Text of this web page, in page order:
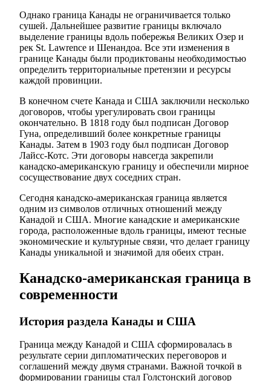
Однако граница Канады не ограничивается только
сушей. Дальнейшее развитие границы включало
выделение границы вдоль побережья Великих Озер и
рек St. Lawrence и Шенандоа. Все эти изменения в
границе Канады были продиктованы необходимостью
определить территориальные претензии и ресурсы
каждой провинции.
В конечном счете Канада и США заключили несколько
договоров, чтобы урегулировать свои границы
окончательно. В 1818 году был подписан Договор
Гуна, определивший более конкретные границы
Канады. Затем в 1903 году был подписан Договор
Лайсс-Котс. Эти договоры навсегда закрепили
канадско-американскую границу и обеспечили мирное
сосуществование двух соседних стран.
Сегодня канадско-американская граница является
одним из символов отличных отношений между
Канадой и США. Многие канадские и американские
города, расположенные вдоль границы, имеют тесные
экономические и культурные связи, что делает границу
Канады уникальной и значимой для обеих стран.
Канадско-американская граница в
современности
История раздела Канады и США
Граница между Канадой и США сформировалась в
результате серии дипломатических переговоров и
соглашений между двумя странами. Важной точкой в
формировании границы стал Голстонский договор